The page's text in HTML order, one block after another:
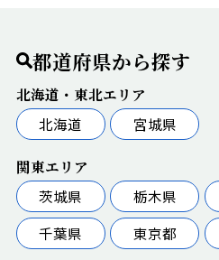
都道府県から探す
北海道・東北エリア
北海道
宮城県
関東エリア
茨城県
栃木県
千葉県
東京都